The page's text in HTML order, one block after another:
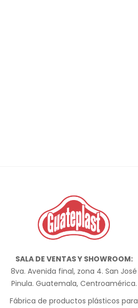
SALA DE VENTAS Y SHOWROOM:
8va. Avenida final, zona 4. San José
Pinula. Guatemala, Centroamérica.
Fábrica de productos plásticos para